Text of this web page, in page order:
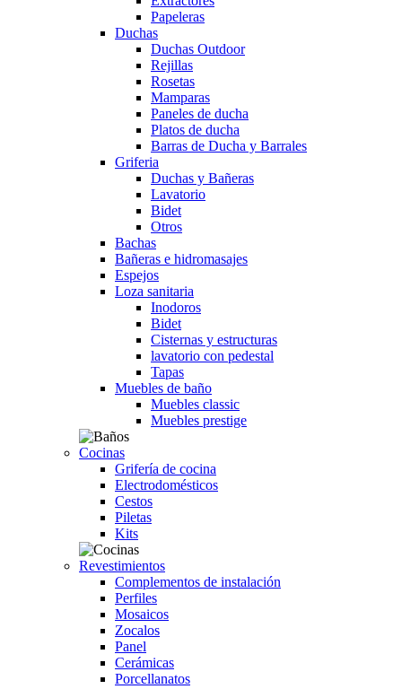
Papeleras
Duchas
Duchas Outdoor
Rejillas
Rosetas
Mamparas
Paneles de ducha
Platos de ducha
Barras de Ducha y Barrales
Griferia
Duchas y Bañeras
Lavatorio
Bidet
Otros
Bachas
Bañeras e hidromasajes
Espejos
Loza sanitaria
Inodoros
Bidet
Cisternas y estructuras
lavatorio con pedestal
Tapas
Muebles de baño
Muebles classic
Muebles prestige
Cocinas
Grifería de cocina
Electrodomésticos
Cestos
Piletas
Kits
Revestimientos
Complementos de instalación
Perfiles
Mosaicos
Zocalos
Panel
Cerámicas
Porcellanatos